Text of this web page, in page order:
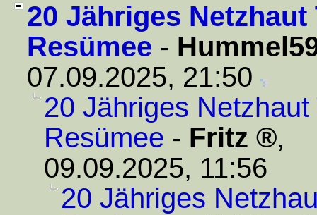
20 Jähriges Netzhaut
Resümee -
07.09.2025, 21:50
20 Jähriges Netzhaut
Resümee - Fritz
,
09.09.2025, 11:56
20 Jähriges